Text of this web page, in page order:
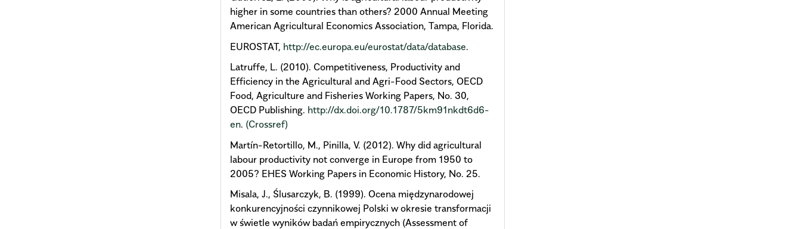
higher in some countries than others? 2000 Annual Meeting
American Agricultural Economics Association, Tampa, Florida.
EUROSTAT, http://ec.europa.eu/eurostat/data/database.
Latruffe, L. (2010). Competitiveness, Productivity and
Efficiency in the Agricultural and Agri-Food Sectors, OECD
Food, Agriculture and Fisheries Working Papers, No. 30,
OECD Publishing. http://dx.doi.org/10.1787/5km91nkdt6d6-
en. (Crossref)
Martín-Retortillo, M., Pinilla, V. (2012). Why did agricultural
labour productivity not converge in Europe from 1950 to
2005? EHES Working Papers in Economic History, No. 25.
Misala, J., Ślusarczyk, B. (1999). Ocena międzynarodowej
konkurencyjności czynnikowej Polski w okresie transformacji
w świetle wyników badań empirycznych (Assessment of